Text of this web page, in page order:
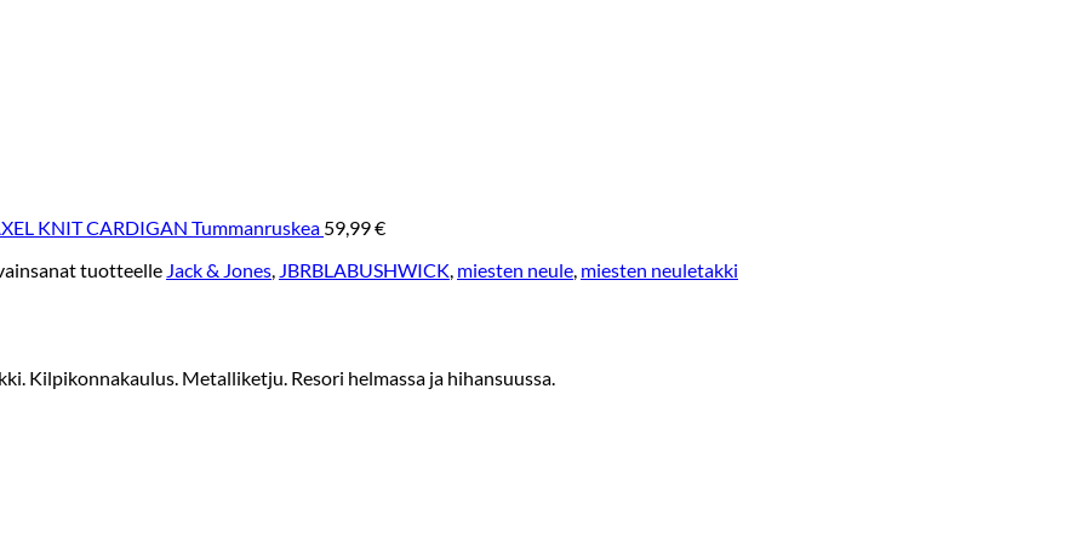
KNIT CARDIGAN Tummanruskea 59,99€
tuotteelle Jack & Jones, JBRBLABUSHWICK, miesten neule, miesten neuletakki
Kilpikonnakaulus. Metalliketju. Resori helmassa ja hihansuussa.